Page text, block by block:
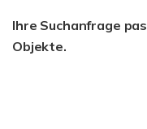
Ihre Suchanfrage
Objekte.